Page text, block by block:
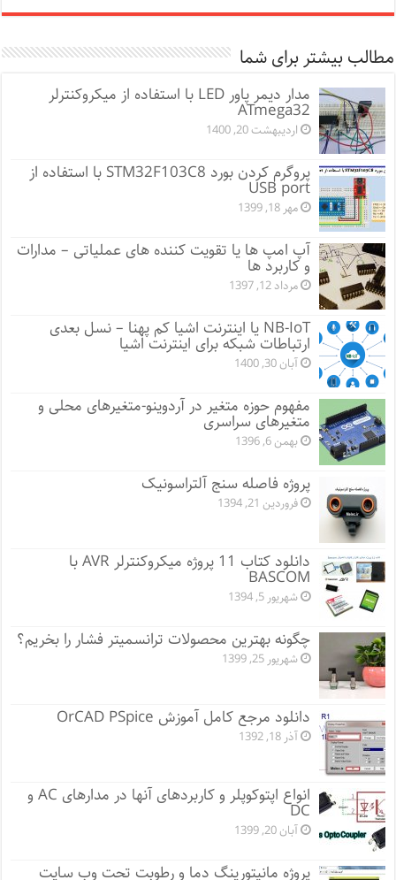
مطالب بیشتر برای شما
مدار دیمر پاور LED با استفاده از میکروکنترلر
ATmega32
اردیبهشت 20, 1400
پروگرم کردن بورد STM32F103C8 با استفاده از
USB port
مهر 18, 1399
آپ امپ ها یا تقویت کننده های عملیاتی – مدارات
و کاربرد ها
مرداد 12, 1397
NB-IoT یا اینترنت اشیا کم پهنا – نسل بعدی
ارتباطات شبکه برای اینترنت اشیا
آبان 30, 1400
مفهوم حوزه متغیر در آردوینو-متغیرهای محلی و
متغیرهای سراسری
بهمن 6, 1396
پروژه فاصله سنج آلتراسونیک
فروردین 21, 1394
دانلود کتاب 11 پروژه میکروکنترلر AVR با
BASCOM
شهریور 5, 1394
چگونه بهترین محصولات ترانسمیتر فشار را بخریم؟
شهریور 25, 1399
دانلود مرجع کامل آموزش OrCAD PSpice
آذر 18, 1392
انواع اپتوکوپلر و کاربردهای آنها در مدارهای AC و
DC
آبان 20, 1399
پروژه مانيتورينگ دما و رطوبت تحت وب سایت